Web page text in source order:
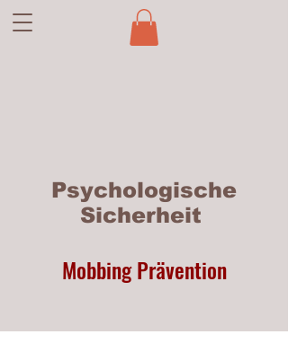
Psychologische
Sicherheit
Mobbing Prävention